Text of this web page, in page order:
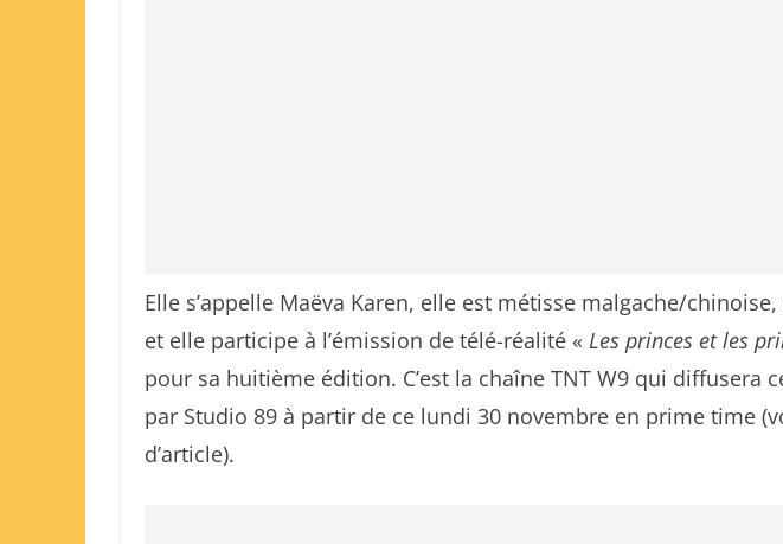
Elle s’appelle Maëva Karen, elle est métisse malgache/
et elle participe à l’émission de télé-réalité « Les princes et les
pour sa huitième édition. C’est la chaîne TNT W9 qui diffusera
par Studio 89 à partir de ce lundi 30 novembre en prime time
d’article).